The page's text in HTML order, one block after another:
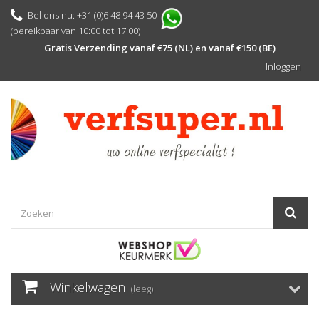
Bel ons nu: +31 (0)6 48 94 43 50
(bereikbaar van 10:00 tot 17:00)
Gratis Verzending vanaf €75 (NL) en vanaf €150 (BE)
Inloggen
Winkelwagen (leeg)